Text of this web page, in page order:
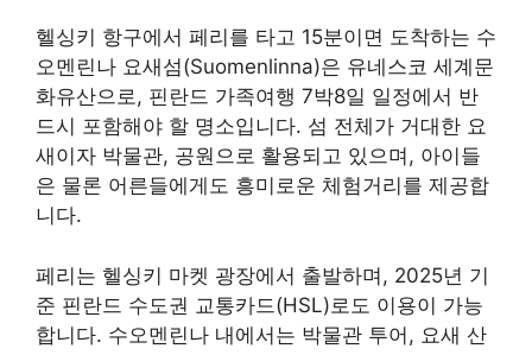
헬싱키 항구에서 페리를 타고 15분이면 도착하는 수
오멘린나 요새섬(Suomenlinna)은 유네스코 세계문
화유산으로, 핀란드 가족여행 7박8일 일정에서 반
드시 포함해야 할 명소입니다. 섬 전체가 거대한 요
새이자 박물관, 공원으로 활용되고 있으며, 아이들
은 물론 어른들에게도 흥미로운 체험거리를 제공합
니다.
페리는 헬싱키 마켓 광장에서 출발하며, 2025년 기
준 핀란드 수도권 교통카드(HSL)로도 이용이 가능
합니다. 수오멘린나 내에서는 박물관 투어, 요새 산